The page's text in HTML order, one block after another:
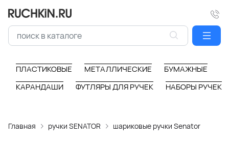
ПЛАСТИКОВЫЕ МЕТАЛЛИЧЕСКИЕ
БУМАЖНЫЕ
КАРАНДАШИ
ФУТЛЯРЫ ДЛЯ РУЧЕК НАБОРЫ РУЧЕК
Главная ручки SENATOR шариковые ручки Senator